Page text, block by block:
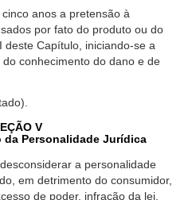
anos a pretensão à
por fato do produto ou do
deste Capítulo, iniciando-se a
conhecimento do dano e de
V
da Personalidade Jurídica
a personalidade
em detrimento do consumidor,
de poder, infração da lei,